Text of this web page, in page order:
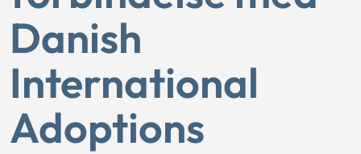
Danish
International
Adoptions